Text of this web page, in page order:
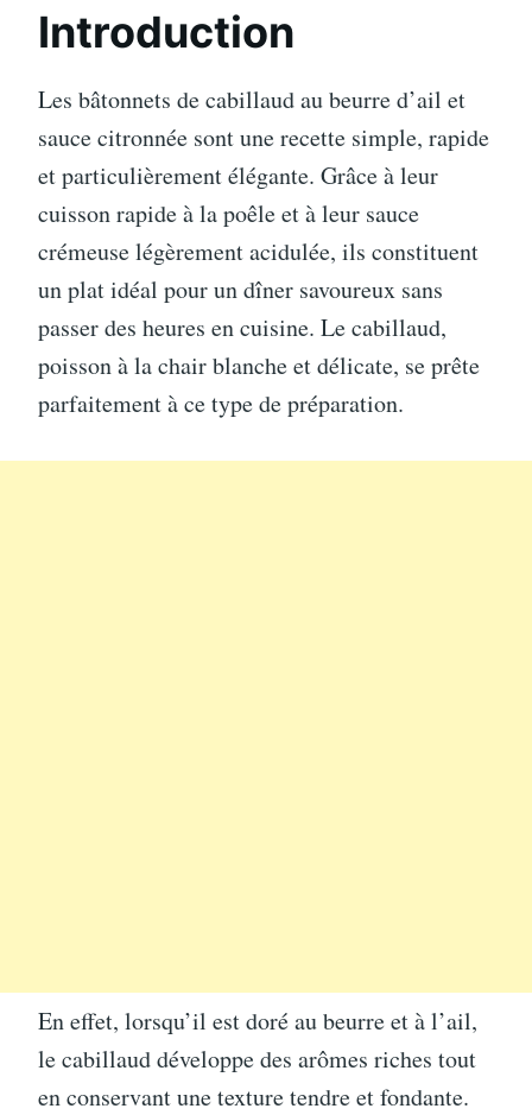
Introduction
Les bâtonnets de cabillaud au beurre d’ail et
sauce citronnée sont une recette simple, rapide
et particulièrement élégante. Grâce à leur
cuisson rapide à la poêle et à leur sauce
crémeuse légèrement acidulée, ils constituent
un plat idéal pour un dîner savoureux sans
passer des heures en cuisine. Le cabillaud,
poisson à la chair blanche et délicate, se prête
parfaitement à ce type de préparation.
En effet, lorsqu’il est doré au beurre et à l’ail,
le cabillaud développe des arômes riches tout
en conservant une texture tendre et fondante.